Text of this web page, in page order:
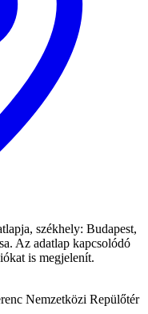
székhely: Budapest,
Az adatlap kapcsolódó
is megjelenít.
Nemzetközi Repülőtér